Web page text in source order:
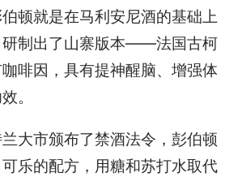
顿就是在马利安尼酒的基础上
研制出了山寨版本——法国古柯
啡因，具有提神醒脑、增强体
。
大市颁布了禁酒法令，彭伯顿
乐的配方，用糖和苏打水取代